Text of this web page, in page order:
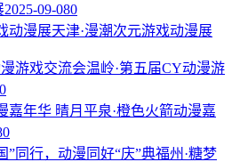
2025-09-080
天津·漫潮次元游戏动漫展
温岭·第五届CY动漫游
0
平泉·橙色火箭动漫嘉
0
福州·糖梦